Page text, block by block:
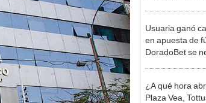
Usuaria ganó
en apuesta de
DoradoBet se
¿A qué hora
Plaza Vea,